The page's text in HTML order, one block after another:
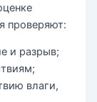
проверяют:
и разрыв;
влаги,